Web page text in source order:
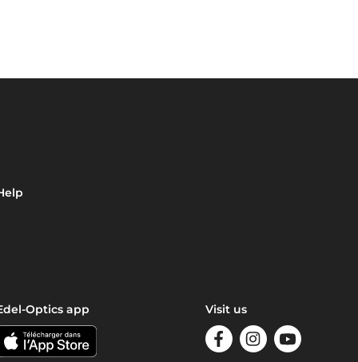
Optics app Visit us